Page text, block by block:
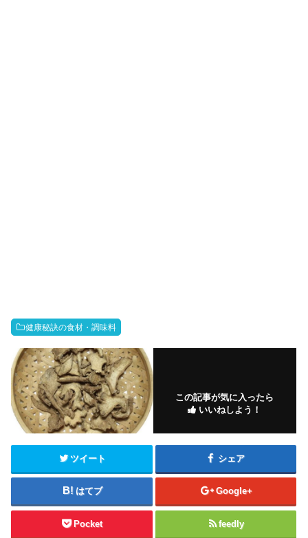
健康秘訣の食材・調味料
この記事が気に入ったら
いいねしよう！
ツイート シェア
はてブ Google+
Pocket feedly